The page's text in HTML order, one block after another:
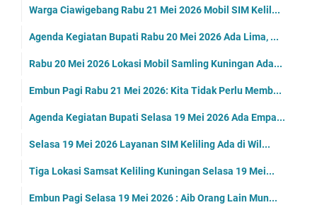
Warga Ciawigebang Rabu 21 Mei 2026 Mobil SIM Kelil...
Agenda Kegiatan Bupati Rabu 20 Mei 2026 Ada Lima, ...
Rabu 20 Mei 2026 Lokasi Mobil Samling Kuningan Ada...
Embun Pagi Rabu 21 Mei 2026: Kita Tidak Perlu Memb...
Agenda Kegiatan Bupati Selasa 19 Mei 2026 Ada Empa...
Selasa 19 Mei 2026 Layanan SIM Keliling Ada di Wil...
Tiga Lokasi Samsat Keliling Kuningan Selasa 19 Mei...
Embun Pagi Selasa 19 Mei 2026 : Aib Orang Lain Mun...